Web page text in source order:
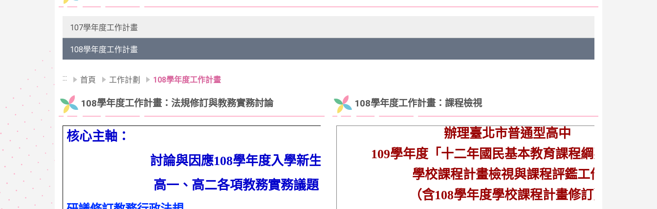
107學年度工作計畫
108學年度工作計畫
::: 首頁 工作計劃 108學年度工作計畫
108學年度工作計畫：法規修訂與教務實務討論
核心主軸：
討論與因應108學年度入學新生
高一、高二各項教務實務議題
108學年度工作計畫：課程檢視
辦理臺北市普通型高中
109學年度「十二年國民基本教育課程綱要總綱」
學校課程計畫檢視與課程評鑑工作
（含108學年度學校課程計畫修訂）